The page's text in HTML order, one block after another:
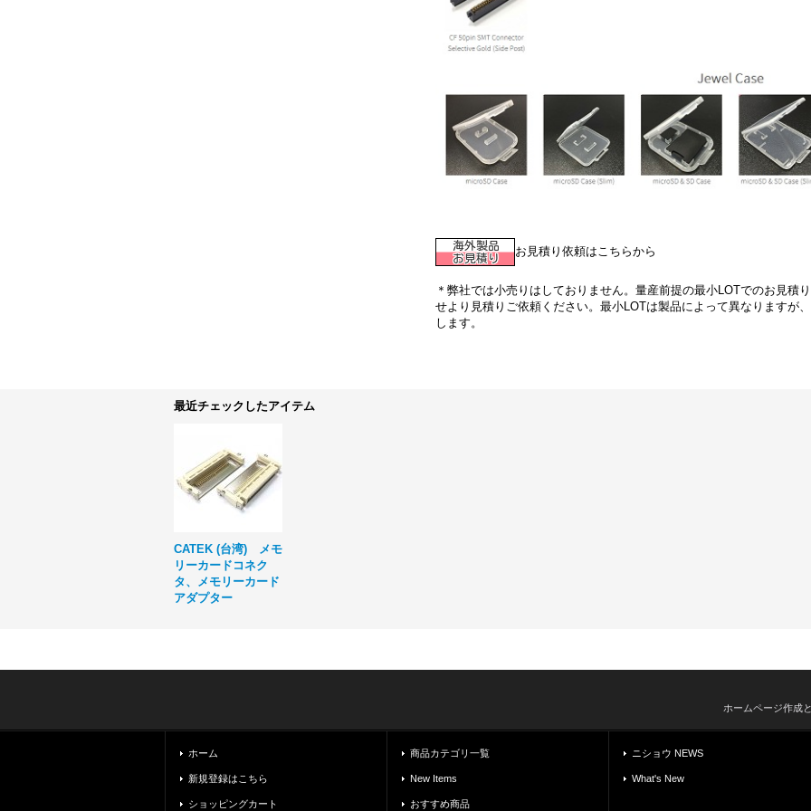
お見積り依頼はこちらから
＊弊社では小売りはしておりません。量産前提の最小LOTでのお見積
せより見積りご依頼ください。最小LOTは製品によって異なりますが
します。
最近チェックしたアイテム
CATEK (台湾) メモ
リーカードコネク
タ、メモリーカード
アダプター
ホームページ作成
ホーム
新規登録はこちら
ショッピングカート
商品カテゴリ一覧
New Items
おすすめ商品
ニショウ NEWS
What's New